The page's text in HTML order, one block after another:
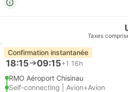
Taxes
Confirmation instantanée
18:15 09:15+1 16h
RMO Aéroport Chisinau
Self-connecting | Avion+Avion